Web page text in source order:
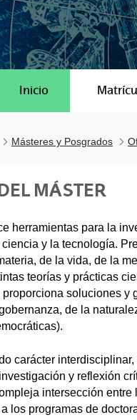
Inicio
Másteres y Posgrados
MÁSTER
herramientas para la
y la tecnología.
de la vida, de la
teorías y prácticas
soluciones y
de la
carácter
y reflexión
intersección
los programas de